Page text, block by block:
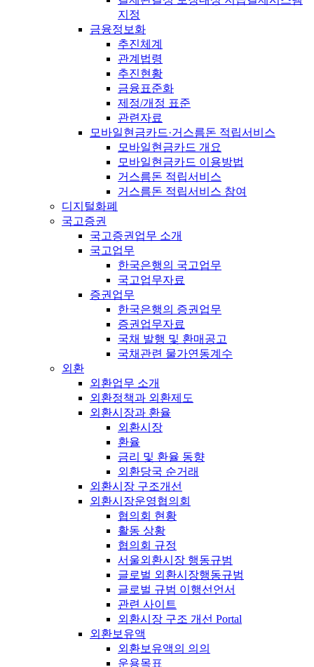
지정
금융정보화
추진체계
관계법령
추진현황
금융표준화
제정/개정 표준
관련자료
모바일현금카드·거스름돈 적립서비스
모바일현금카드 개요
모바일현금카드 이용방법
거스름돈 적립서비스
거스름돈 적립서비스 참여
디지털화폐
국고증권
국고증권업무 소개
국고업무
한국은행의 국고업무
국고업무자료
증권업무
한국은행의 증권업무
증권업무자료
국채 발행 및 환매공고
국채관련 물가연동계수
외환
외환업무 소개
외환정책과 외환제도
외환시장과 환율
외환시장
환율
금리 및 환율 동향
외환당국 순거래
외환시장 구조개선
외환시장운영협의회
협의회 현황
활동 상황
협의회 규정
서울외환시장 행동규범
글로벌 외환시장행동규범
글로벌 규범 이행선언서
관련 사이트
외환시장 구조 개선 Portal
외환보유액
외환보유액의 의의
운용목표